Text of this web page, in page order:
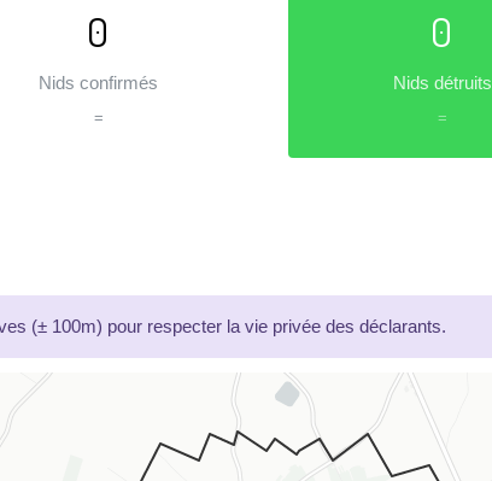
0
Nids confirmés
=
0
Nids détruits
=
(± 100m) pour respecter la vie privée des déclarants.